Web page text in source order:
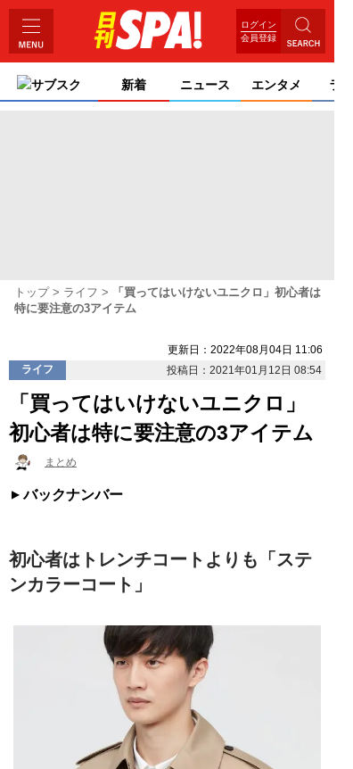
ログイン
会員登録
サブスク 新着 ニュース エンタメ ライ
トップ ライフ
「買ってはいけないユニクロ」初心者は
特に要注意の3アイテム
更新日：2022年08月04日 11:06
ライフ
投稿日：2021年01月12日 08:54
「買ってはいけないユニクロ」
初心者は特に要注意の3アイテム
まとめ
バックナンバー
初心者はトレンチコートよりも「ステ
ンカラーコート」